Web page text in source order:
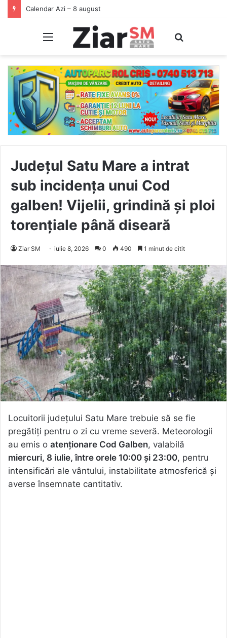
Calendar Azi – 8 august
Meniu
Județul Satu Mare a intrat
sub incidența unui Cod
galben! Vijelii, grindină și ploi
torențiale până diseară
Ziar SM iulie 8, 2026 0 490 1 minut de citit
Locuitorii județului Satu Mare trebuie să se fie
pregătiți pentru o zi cu vreme severă. Meteorologii
au emis o atenționare Cod Galben, valabilă
miercuri, 8 iulie, între orele 10:00 și 23:00, pentru
intensificări ale vântului, instabilitate atmosferică și
averse însemnate cantitativ.